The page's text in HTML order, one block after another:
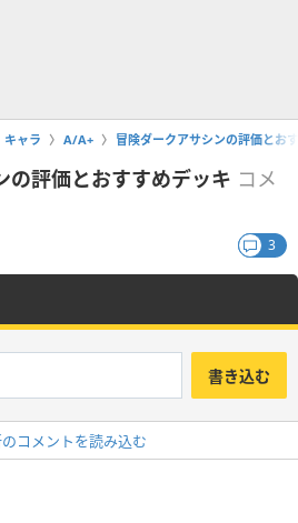
キャラ A/A+ 冒険ダークアサシンの評価とお
の評価とおすすめデッキ コメ
3
書き込む
コメントを読み込む